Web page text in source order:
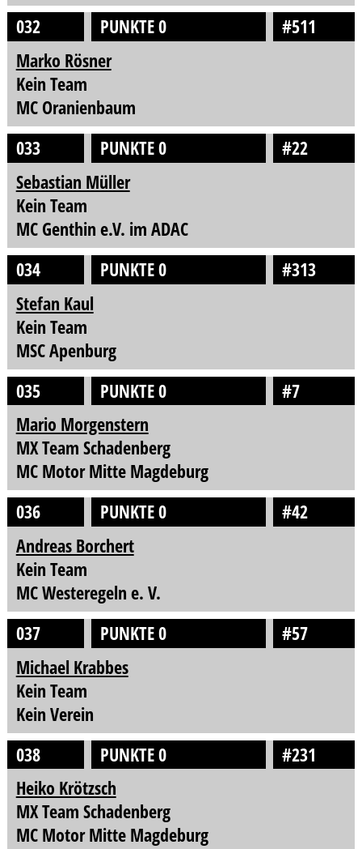
032
PUNKTE 0
#511
Marko Rösner
Kein Team
MC Oranienbaum
033
PUNKTE 0
#22
Sebastian Müller
Kein Team
MC Genthin e.V. im ADAC
034
PUNKTE 0
#313
Stefan Kaul
Kein Team
MSC Apenburg
035
PUNKTE 0
#7
Mario Morgenstern
MX Team Schadenberg
MC Motor Mitte Magdeburg
036
PUNKTE 0
#42
Andreas Borchert
Kein Team
MC Westeregeln e. V.
037
PUNKTE 0
#57
Michael Krabbes
Kein Team
Kein Verein
038
PUNKTE 0
#231
Heiko Krötzsch
MX Team Schadenberg
MC Motor Mitte Magdeburg